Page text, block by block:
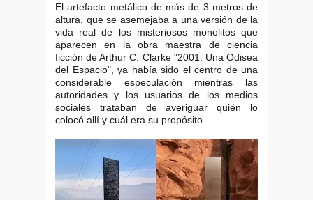
El artefacto metálico de más de 3 metros de
altura, que se asemejaba a una versión de la
vida real de los misteriosos monolitos que
aparecen en la obra maestra de ciencia
ficción de Arthur C. Clarke "2001: Una Odisea
del Espacio", ya había sido el centro de una
considerable especulación mientras las
autoridades y los usuarios de los medios
sociales trataban de averiguar quién lo
colocó allí y cuál era su propósito.